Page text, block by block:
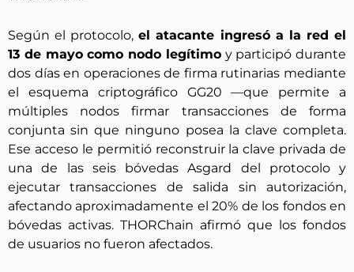
Según el protocolo,el atacante ingresó a la red el
13 de mayo como nodo legítimoy participó durante
dos días en operaciones de firma rutinarias mediante
el esquema criptográfico GG20 —que permite a
múltiples nodos firmar transacciones de forma
conjunta sin que ninguno posea la clave completa.
Ese acceso le permitió reconstruir la clave privada de
una de las seis bóvedas Asgard del protocolo y
ejecutar transacciones de salida sin autorización,
afectando aproximadamente el 20% de los fondos en
bóvedas activas. THORChain afirmó que los fondos
de usuarios no fueron afectados.